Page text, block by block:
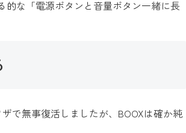
的な「電源ボタンと音量ボタン一緒に長
で無事復活しましたが、BOOXは確か純